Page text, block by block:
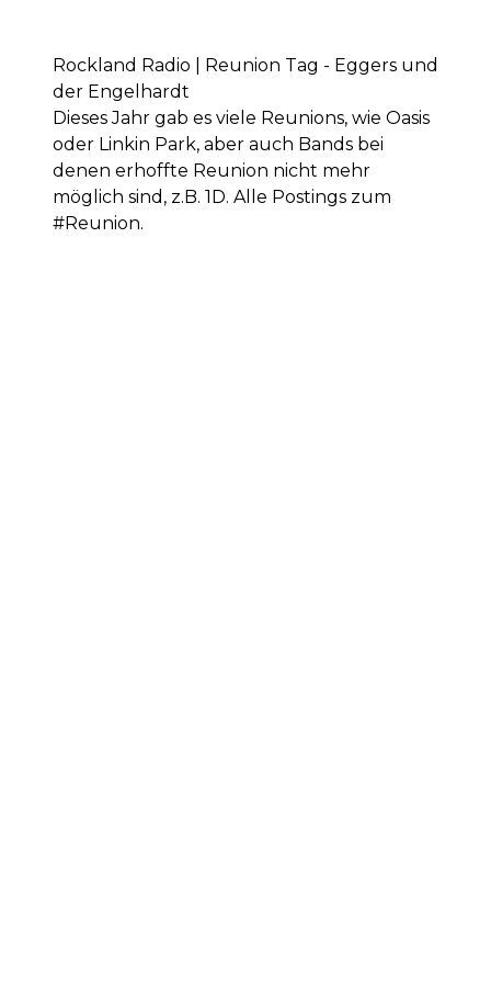
Rockland Radio | Reunion Tag - Eggers und
der Engelhardt
Dieses Jahr gab es viele Reunions, wie Oasis
oder Linkin Park, aber auch Bands bei
denen erhoffte Reunion nicht mehr
möglich sind, z.B. 1D. Alle Postings zum
#Reunion.